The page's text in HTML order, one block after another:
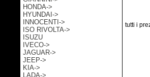
HONDA->
HYUNDAI->
INNOCENTI->
ISO RIVOLTA->
ISUZU
IVECO->
JAGUAR->
JEEP->
KIA->
LADA->
tutti i